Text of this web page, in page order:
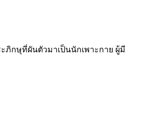
ภิกษุที่ผันตัวมาเป็นนักเพาะกาย ผู้มี